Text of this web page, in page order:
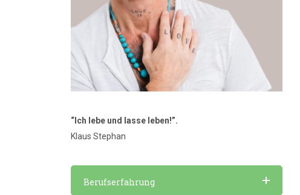
“Ich lebe und lasse leben!”.
Klaus Stephan
Berufserfahrung